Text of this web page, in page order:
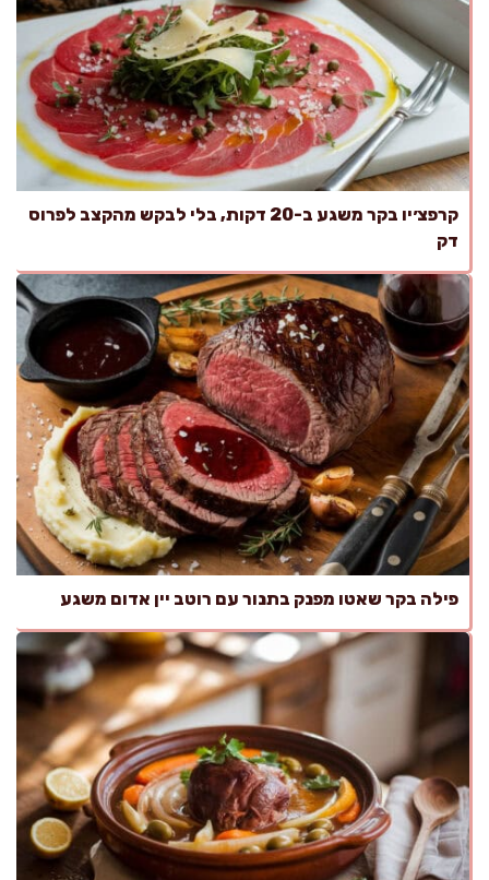
קרפצ׳יו בקר משגע ב-20 דקות, בלי לבקש מהקצב לפרוס
דק
פילה בקר שאטו מפנק בתנור עם רוטב יין אדום משגע